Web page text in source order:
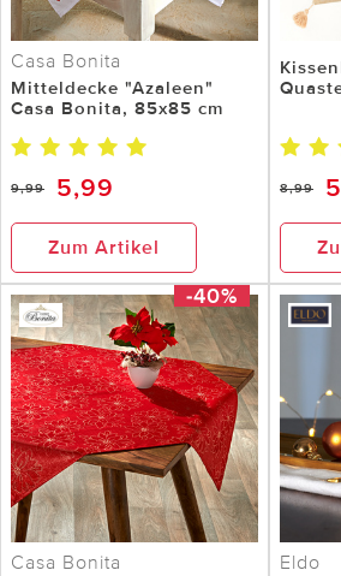
Casa Bonita
Mitteldecke "Azaleen"
Casa Bonita, 85x85 cm
9,99 5,99
Zum Artikel
8,99
-40%
Casa Bonita Eldo